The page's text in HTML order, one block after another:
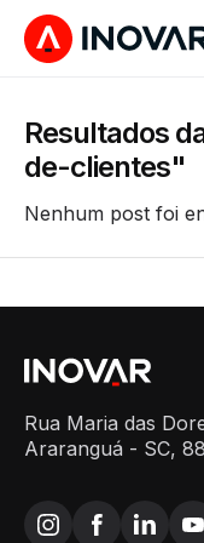
Resultados
de-clientes"
Nenhum post foi
Rua Maria das
Araranguá - SC,